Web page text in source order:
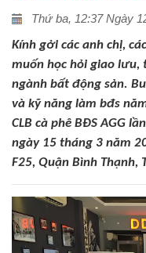
Thứ ba, 12:37 Ngày
Kính gởi các anh chị,
muốn học hỏi giao
ngành bất động sản.
và kỹ năng làm bđs
CLB cà phê BĐS AGG
ngày 15 tháng 3 năm
F25, Quận Bình Thạnh,